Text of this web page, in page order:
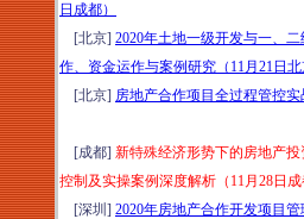
日成都）
[北京] 2020年土地一级开发与一、
作、资金运作与案例研究（11月21日
[北京] 房地产合作项目全过程管控
[成都] 新特殊经济形势下的房地产
控制及实操案例深度解析（11月28日
[深圳] 2020年房地产合作开发项目